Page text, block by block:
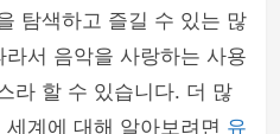
탐색하고 즐길 수 있는 많
서 음악을 사랑하는 사용
라 할 수 있습니다. 더 많
계에 대해 알아보려면 유